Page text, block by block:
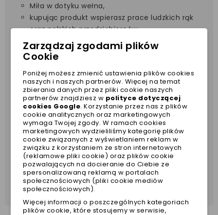
Miła w dotyku wełna,
kupując produkt wspierasz prace ludzkich rąk
oraz polskich przedsiębiorców,
Łatwy do prania. Zalecamy pranie ręczne w
niskiej temperaturze wody.
ciepło.
Rozmiar L dla małych piesków o wadze +/- 8-10kg
WYMIARY:
obwod szyi 25-35
obwód klatki piersiowej 35-48cm(mierzone za
przednimi łapkami, „bez luzu”)
dlugosc 27-35cm(mierzone od karku do nasady
ogonka)
Zarządzaj zgodami plików
Cookie
Poniżej możesz zmienić ustawienia plików cookies
naszych i naszych partnerów. Więcej na temat
zbierania danych przez pliki cookie naszych
partnerów znajdziesz w polityce dotyczącej
cookies Google. Korzystanie przez nas z plików
cookie analitycznych oraz marketingowych
wymaga Twojej zgody. W ramach cookies
marketingowych wydzieliliśmy kategorię plików
cookie związanych z wyświetlaniem reklam w
związku z korzystaniem ze stron internetowych
(reklamowe pliki cookie) oraz plików cookie
pozwalających na docieranie do Ciebie ze
spersonalizowaną reklamą w portalach
społecznościowych (pliki cookie mediów
społecznościowych).
Więcej informacji o poszczególnych kategoriach
plików cookie, które stosujemy w serwisie,